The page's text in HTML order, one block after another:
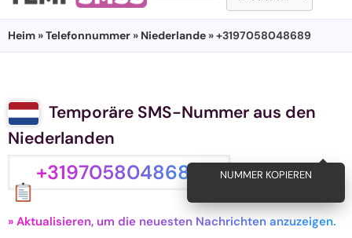
Heim »Telefonnummer » Niederlande » +3197058048689
Temporäre SMS-Nummer aus den
Niederlanden
+3197058048689 NUMMER KOPIEREN
» Aktualisieren, um die neuesten Nachrichten anzuzeigen.